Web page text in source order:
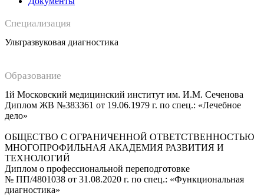
Специализация
Ультразвуковая диагностика
Образование
1й Московский медицинский институт им. И.М. Сеченова
Диплом ЖВ №383361 от 19.06.1979 г. по спец.: «Лечебное
дело»
ОБЩЕСТВО С ОГРАНИЧЕННОЙ ОТВЕТСТВЕННОСТЬЮ
МНОГОПРОФИЛЬНАЯ АКАДЕМИЯ РАЗВИТИЯ И
ТЕХНОЛОГИЙ
Диплом о профессиональной переподготовке
№ ПП/4801038 от 31.08.2020 г. по спец.: «Функциональная
диагностика»